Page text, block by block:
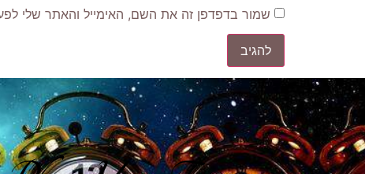
שמור בדפדפן זה את השם, האימייל והאתר שלי